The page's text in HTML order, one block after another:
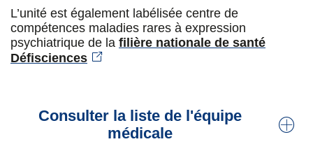
Nathalie Combet
Aide Médico-Psychologique coordiatrice,
Hypnothérapeute
Pr Roland Jouvent
Psychiatre, praticien titulaire,CRMR Wilson
mémoire
Neurologue, praticien titulaire.
Sclérose en
plaques,mémoire
L’unité est également labélisée centre de
compétences maladies rares à expression
psychiatrique de la filière nationale de santé
Défisciences
Consulter la liste de l'équipe
médicale